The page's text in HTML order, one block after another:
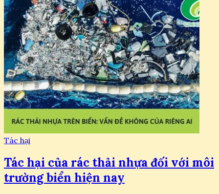
Tác hại
Tác hại của rác thải nhựa đối với môi
trường biển hiện nay